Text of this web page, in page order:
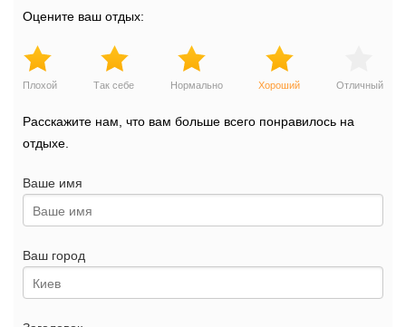
Оцените ваш отдых:
Плохой Так себе Нормально Хороший Отличный
Расскажите нам, что вам больше всего понравилось на
отдыхе.
Ваше имя
Ваш город